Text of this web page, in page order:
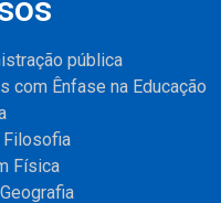
pública
com Ênfase na Educação
Filosofia
Física